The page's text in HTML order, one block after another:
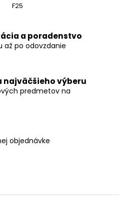
F25
a poradenstvo
až po odovzdanie
najväčšieho výberu
predmetov na
objednávke